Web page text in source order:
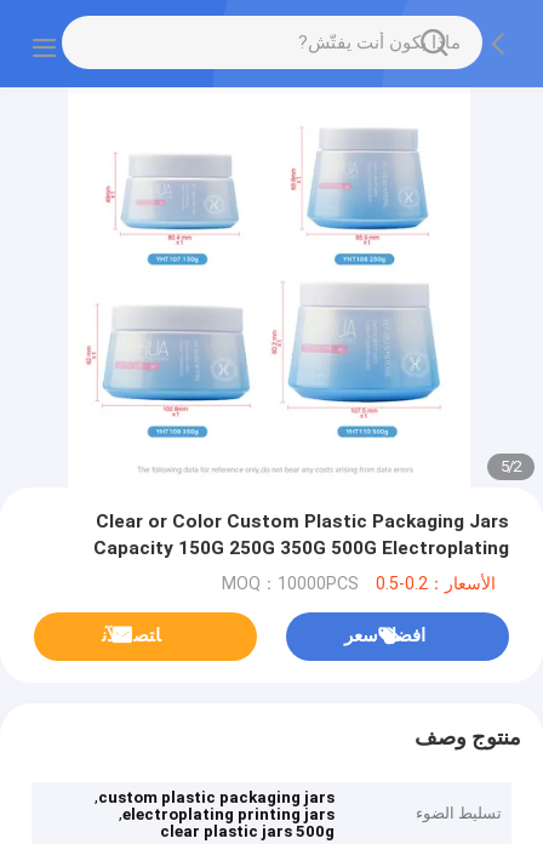
2
/
5
Clear or Color Custom Plastic Packaging Jars
Capacity 150G 250G 350G 500G Electroplating
Printing
الأسعار：0.2-0.5 MOQ：10000PCS
افضل سعر ﺎﺘﺼﻟ ﺍﻶﻧ
منتوج وصف
تسليط الضوء
custom plastic packaging jars
,
electroplating printing jars
,
clear plastic jars 500g